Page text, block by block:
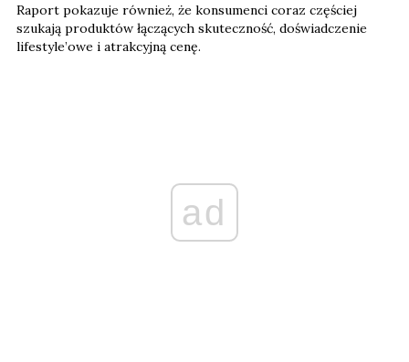
Raport pokazuje również, że konsumenci coraz częściej
szukają produktów łączących skuteczność, doświadczenie
lifestyle’owe i atrakcyjną cenę.
ad